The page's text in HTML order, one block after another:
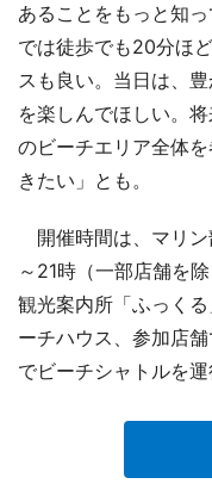
あることをもっと知
では徒歩でも20分ほ
スも良い。当日は、
を楽しんでほしい。
のビーチエリア全体
きたい」とも。
開催時間は、マリン
～21時（一部店舗を
観光案内所「ふっく
ーチハウス、参加店
でビーチシャトルを運